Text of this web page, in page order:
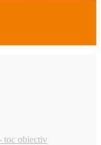
toc obiectiv